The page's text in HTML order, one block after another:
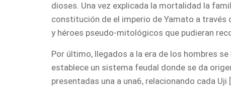
dioses. Una vez explicada la mortalidad la
constitución de el imperio de Yamato a través
y héroes pseudo-mitológicos que pudieran
Por último, llegados a la era de los hombres
establece un sistema feudal donde se da
presentadas una a una6, relacionando cada